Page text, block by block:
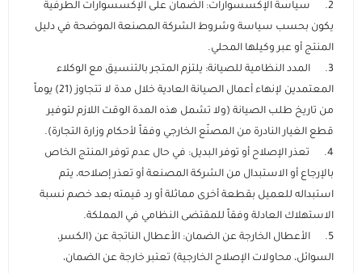
2. سياسة الإكسسوارات: الضمان على الإكسسوارات الطرفية
يكون بحسب سياسة وشروط الشركة المصنعة الموضحة في دليل
المنتج أو عبر وكيلها المحلي.
3. المدد النظامية للصيانة: يلتزم المتجر بالتنسيق مع الوكلاء
المعتمدين لإنهاء أعمال الصيانة العادية خلال مدة لا تتجاوز (21) يوماً
من تاريخ طلب الصيانة (ولا تشمل هذه المدة الوقت اللازم لتوفير
قطع الغيار النادرة من المصنّع الخارجي وفقاً لأحكام وزارة التجارة).
4. تعذر الإصلاح أو توفر البديل: في حال عدم توفر المنتج الخاص
بالإرجاع أو الاستبدال من الشركة المصنعة أو تعذر إصلاحه، يتم
استبداله للعميل بقطعة أخرى مماثلة أو رد قيمته بعد خصم نسبة
الاستهلاك العادلة وفقاً للمقتضى النظامي في المملكة.
5. الأعطال الخارجة عن الضمان: الأعطال الناتجة عن (الكسر،
السوائل، محاولات الإصلاح الخارجية) تعتبر خارجة عن الضمان،